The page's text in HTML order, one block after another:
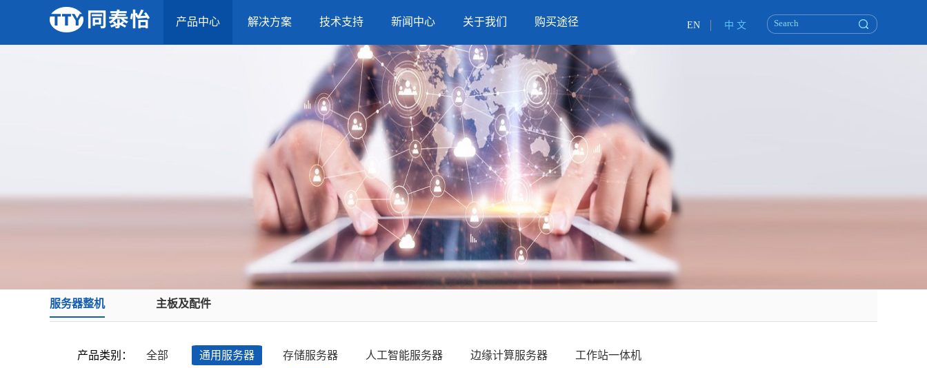
EN 中 文
产品中心 解决方案 技术支持 新闻中心 关于我们 购买途径
服务器整机 主板及配件
产品类别： 全部 通用服务器 存储服务器 人工智能服务器 边缘计算服务器 工作站一体机